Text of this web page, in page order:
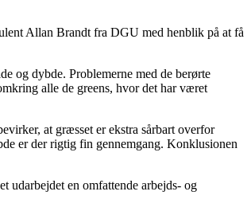
Allan Brandt fra DGU med henblik på at få
og dybde. Problemerne med de berørte
alle de greens, hvor det har været
at græsset er ekstra sårbart overfor
er der rigtig fin gennemgang. Konklusionen
udarbejdet en omfattende arbejds- og